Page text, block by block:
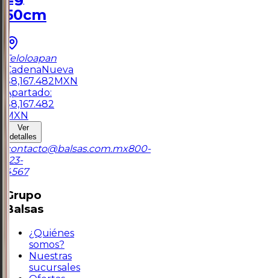
50cm
Teloloapan
CadenaNueva
$8,167.482MXN
Apartado:
$8,167.482
MXN
Ver
detalles
contacto@balsas.com.mx800-
123-
4567
Grupo
Balsas
¿Quiénes
somos?
Nuestras
sucursales